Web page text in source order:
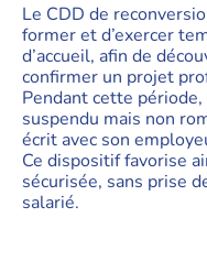
Le CDD de
former et d’exercer
d’accueil, afin de
confirmer un projet
Pendant cette
suspendu mais non
écrit avec son
Ce dispositif favorise
sécurisée, sans prise
salarié.